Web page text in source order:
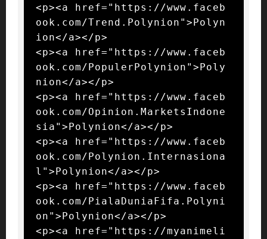
<p><a href="https://www.faceb
ook.com/Trend.Polynion">Polyn
ion</a></p>
<p><a href="https://www.faceb
ook.com/PopulerPolynion">Poly
nion</a></p>
<p><a href="https://www.faceb
ook.com/Opinion.MarketsIndone
sia">Polynion</a></p>
<p><a href="https://www.faceb
ook.com/Polynion.Internasiona
l">Polynion</a></p>
<p><a href="https://www.faceb
ook.com/PialaDuniaFifa.Polyni
on">Polynion</a></p>
<p><a href="https://myanimeli